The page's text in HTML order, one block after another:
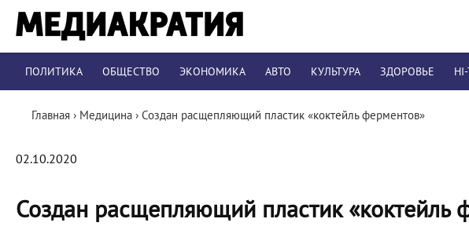
ПОЛИТИКА ОБЩЕСТВО ЭКОНОМИКА АВТО КУЛЬТУРА ЗДОРОВЬЕ
Главная › Медицина › Создан расщепляющий пластик «коктейль ферментов»
02.10.2020
Создан расщепляющий пластик «коктейль